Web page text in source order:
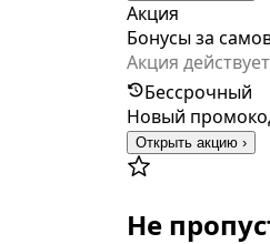
Акция
Бонусы за
Акция действует во
участника
оформленного к
покупки не
Бонусы по Акции
момента начисления (включая день
Бессрочный
Новый
Открыть акцию ›
Не